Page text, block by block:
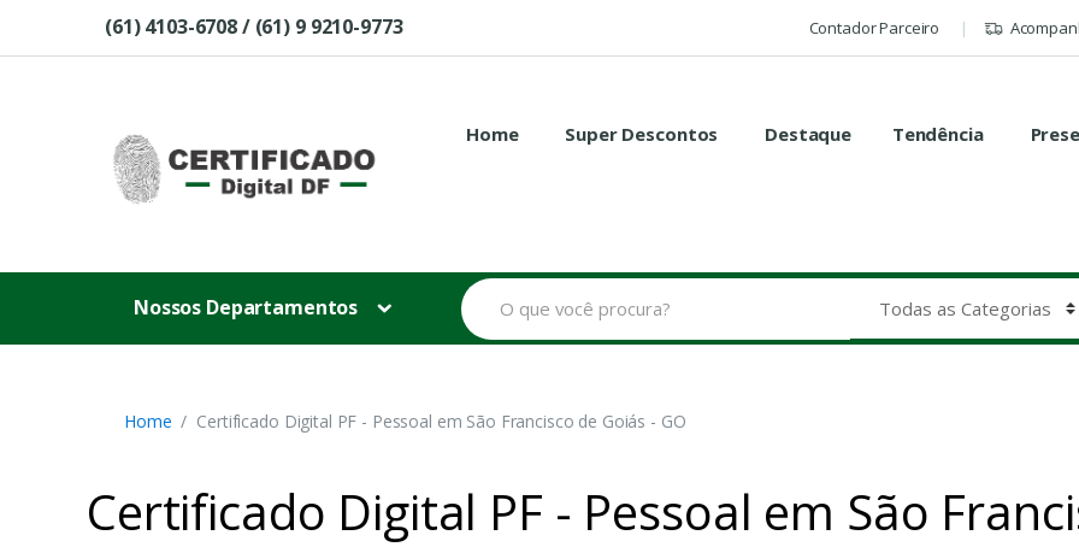
Skip to navigation
Skip to content(61) 4103-6708 / (61) 9 9210-9773 Contador Parceiro
Home Super Descontos Destaque Tendência
Nossos Departamentos
B
u
s
p
Home Certificado Digital PF - Pessoal em São Francisco de Goiás - GO
Certificado Digital PF - Pessoal em São